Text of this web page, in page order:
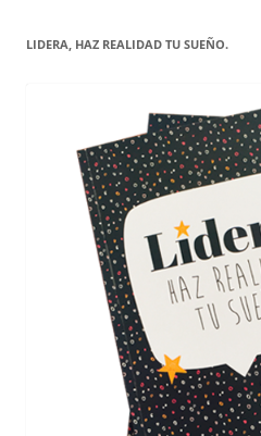
LIDERA, HAZ REALIDAD TU SUEÑO.